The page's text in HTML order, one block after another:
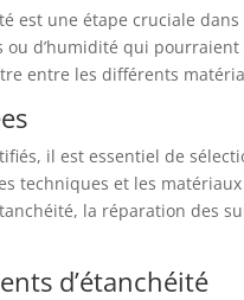
est une étape cruciale
ou d’humidité qui
entre les différents
il est essentiel de
techniques et les
la réparation des
d’étanchéité